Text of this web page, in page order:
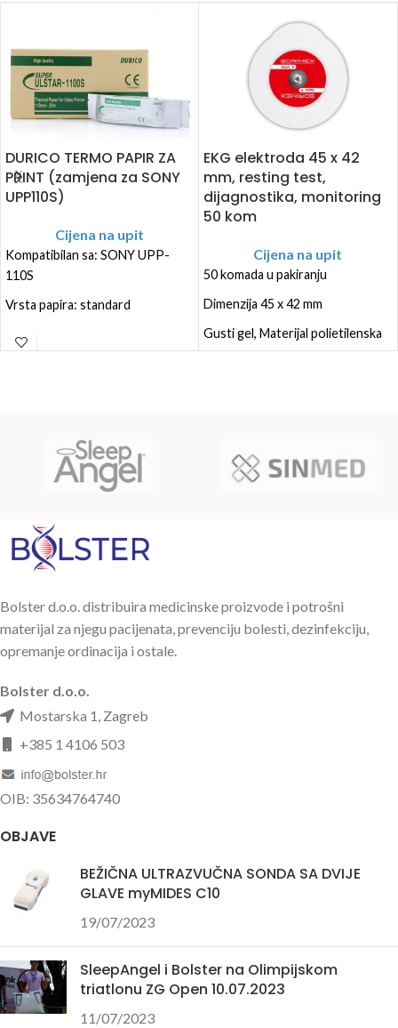
DURICO TERMO PAPIR ZA
PRINT (zamjena za SONY
UPP110S)
Cijena na upit
Kompatibilan sa: SONY UPP-
110S
Vrsta papira: standard
Dimenzije (mm xm): 110mm x 20m
EKG elektroda 45 x 42
mm, resting test,
dijagnostika, monitoring
50 kom
Cijena na upit
50 komada u pakiranju
Dimenzija 45 x 42 mm
Gusti gel, Materijal polietilenska
pjena
Bolster d.o.o. distribuira medicinske proizvode i potrošni
materijal za njegu pacijenata, prevenciju bolesti, dezinfekciju,
opremanje ordinacija i ostale.
Bolster d.o.o.
Mostarska 1, Zagreb
+385 1 4106 503
OIB: 35634764740
OBJAVE
BEŽIČNA ULTRAZVUČNA SONDA SA DVIJE
GLAVE myMIDES C10
19/07/2023
SleepAngel i Bolster na Olimpijskom
triatlonu ZG Open 10.07.2023
11/07/2023